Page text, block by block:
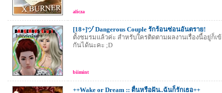
alicza
[18+]ヅ Dangerous Couple รักร้อนซ่อนอันตราย!
ตั้งชมรมแล้วค่ะ สำหรับใครติดตามผลงานเรื่องนี้อยู่ก็เ
กันได้นะคะ ;D
biimint
++Wake or Dream :: ตื่นหรือฝัน..ฉันก็รักเธอ++